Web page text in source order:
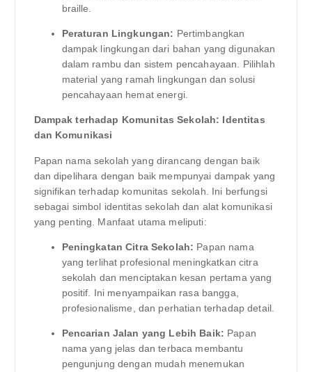
braille.
Peraturan Lingkungan: Pertimbangkan
dampak lingkungan dari bahan yang digunakan
dalam rambu dan sistem pencahayaan. Pilihlah
material yang ramah lingkungan dan solusi
pencahayaan hemat energi.
Dampak terhadap Komunitas Sekolah: Identitas
dan Komunikasi
Papan nama sekolah yang dirancang dengan baik
dan dipelihara dengan baik mempunyai dampak yang
signifikan terhadap komunitas sekolah. Ini berfungsi
sebagai simbol identitas sekolah dan alat komunikasi
yang penting. Manfaat utama meliputi:
Peningkatan Citra Sekolah: Papan nama
yang terlihat profesional meningkatkan citra
sekolah dan menciptakan kesan pertama yang
positif. Ini menyampaikan rasa bangga,
profesionalisme, dan perhatian terhadap detail.
Pencarian Jalan yang Lebih Baik: Papan
nama yang jelas dan terbaca membantu
pengunjung dengan mudah menemukan